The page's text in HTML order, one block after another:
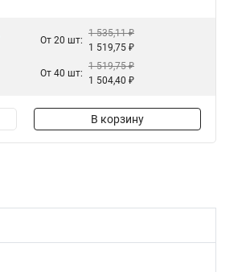
От 20 шт:
1 535,11 ₽
1 519,75 ₽
От 40 шт:
1 519,75 ₽
1 504,40 ₽
В корзину